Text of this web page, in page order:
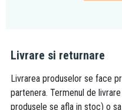
Livrare si returnare
Livrarea produselor se face
partenera. Termenul de
produsele se afla in stoc) o